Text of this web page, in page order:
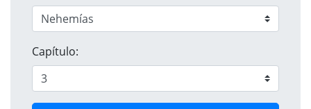
Capítulo: